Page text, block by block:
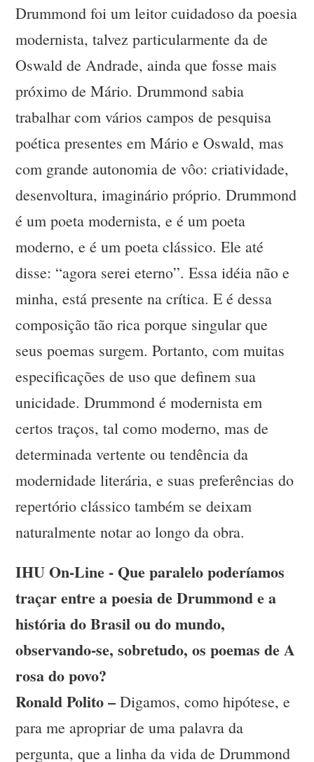
Drummond foi um leitor cuidadoso da poesia
modernista, talvez particularmente da de
Oswald de Andrade, ainda que fosse mais
próximo de Mário. Drummond sabia
trabalhar com vários campos de pesquisa
poética presentes em Mário e Oswald, mas
com grande autonomia de vôo: criatividade,
desenvoltura, imaginário próprio. Drummond
é um poeta modernista, e é um poeta
moderno, e é um poeta clássico. Ele até
disse: “agora serei eterno”. Essa idéia não e
minha, está presente na crítica. E é dessa
composição tão rica porque singular que
seus poemas surgem. Portanto, com muitas
especificações de uso que definem sua
unicidade. Drummond é modernista em
certos traços, tal como moderno, mas de
determinada vertente ou tendência da
modernidade literária, e suas preferências do
repertório clássico também se deixam
naturalmente notar ao longo da obra.
IHU On-Line - Que paralelo poderíamos
traçar entre a poesia de Drummond e a
história do Brasil ou do mundo,
observando-se, sobretudo, os poemas de A
rosa do povo?
Ronald Polito – Digamos, como hipótese, e
para me apropriar de uma palavra da
pergunta, que a linha da vida de Drummond